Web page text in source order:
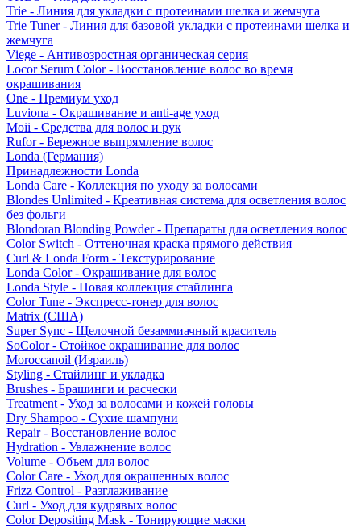
Trie - Линия для укладки с протеинами шелка и жемчуга
Trie Tuner - Линия для базовой укладки с протеинами шелка и
жемчуга
Viege - Антивозростная органическая серия
Locor Serum Color - Восстановление волос во время
окрашивания
One - Премиум уход
Luviona - Окрашивание и anti-age уход
Moii - Средства для волос и рук
Rufor - Бережное выпрямление волос
Londa (Германия)
Принадлежности Londa
Londa Care - Коллекция по уходу за волосами
Blondes Unlimited - Креативная система для осветления волос
без фольги
Blondoran Blonding Powder - Препараты для осветления волос
Color Switch - Оттеночная краска прямого действия
Curl & Londa Form - Текстурирование
Londa Color - Окрашивание для волос
Londa Style - Новая коллекция стайлинга
Color Tune - Экспресс-тонер для волос
Matrix (США)
Super Sync - Щелочной безаммиачный краситель
SoColor - Стойкое окрашивание для волос
Moroccanoil (Израиль)
Styling - Стайлинг и укладка
Brushes - Брашинги и расчески
Treatment - Уход за волосами и кожей головы
Dry Shampoo - Сухие шампуни
Repair - Восстановление волос
Hydration - Увлажнение волос
Volume - Объем для волос
Color Care - Уход для окрашенных волос
Frizz Control - Разглаживание
Curl - Уход для кудрявых волос
Color Depositing Mask - Тонирующие маски